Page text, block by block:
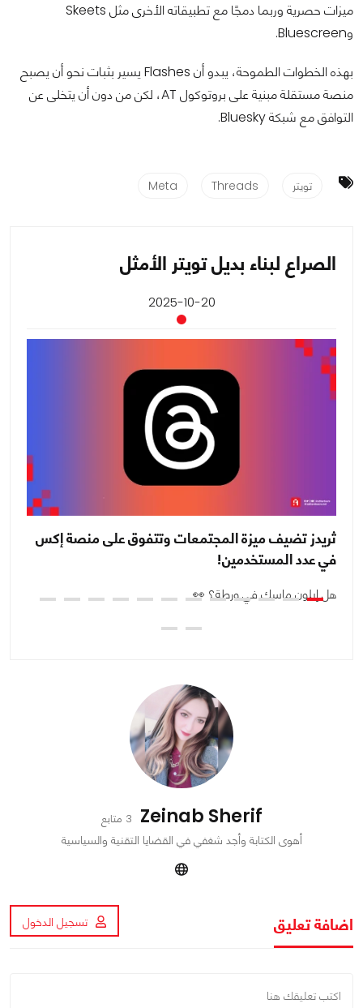
ميزات حصرية وربما دمجًا مع تطبيقاته الأخرى مثل Skeets
وBluescreen.
بهذه الخطوات الطموحة، يبدو أن Flashes يسير بثبات نحو أن يصبح
منصة مستقلة مبنية على بروتوكول AT، لكن من دون أن يتخلى عن
التوافق مع شبكة Bluesky.
تويتر Threads
Meta
الصراع لبناء بديل تويتر الأمثل
2025-10-20
ثريدز تضيف ميزة المجتمعات وتتفوق على منصة إكس
في عدد المستخدمين!
هل إيلون ماسك في ورطة؟ 👀
Zeinab Sherif 3 متابع
أهوى الكتابة وأجد شغفي في القضايا التقنية والسياسية
اضافة تعليق تسجيل الدخول